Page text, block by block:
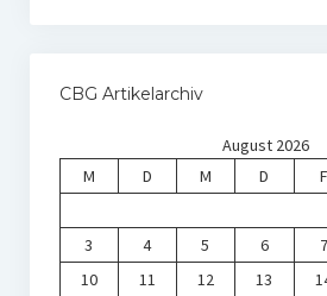
CBG Artikelarchiv
August 2026
M
D M D F
3
4 5 6 7
10
11 12 13